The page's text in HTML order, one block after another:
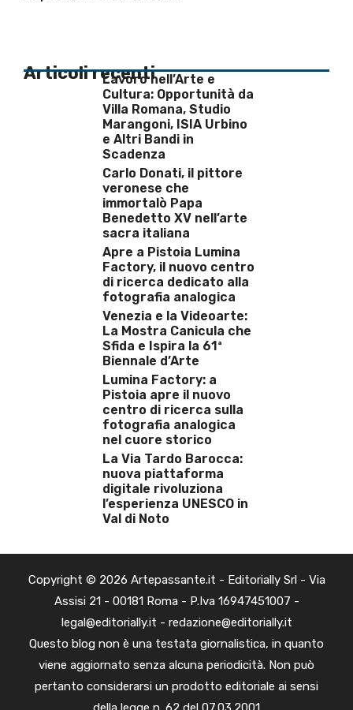
Articoli recentiLavoro nell’Arte e
Cultura: Opportunità da
Villa Romana, Studio
Marangoni, ISIA Urbino
e Altri Bandi in
Scadenza
Carlo Donati, il pittore
veronese che
immortalò Papa
Benedetto XV nell’arte
sacra italiana
Apre a Pistoia Lumina
Factory, il nuovo centro
di ricerca dedicato alla
fotografia analogica
Venezia e la Videoarte:
La Mostra Canicula che
Sfida e Ispira la 61ª
Biennale d’Arte
Lumina Factory: a
Pistoia apre il nuovo
centro di ricerca sulla
fotografia analogica
nel cuore storico
La Via Tardo Barocca:
nuova piattaforma
digitale rivoluziona
l’esperienza UNESCO in
Val di Noto
Copyright © 2026 Artepassante.it - Editorially Srl - Via
Assisi 21 - 00181 Roma - P.Iva 16947451007 -
legal@editorially.it - redazione@editorially.it
Questo blog non è una testata giornalistica, in quanto
viene aggiornato senza alcuna periodicità. Non può
pertanto considerarsi un prodotto editoriale ai sensi